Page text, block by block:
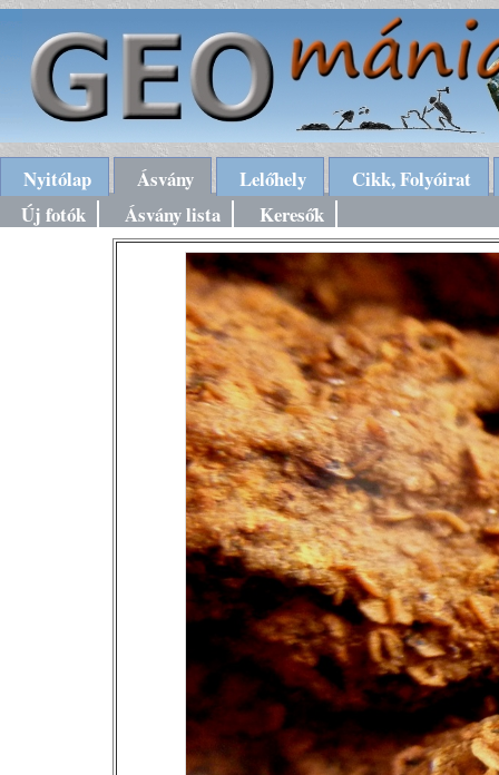
Nyitólap Ásvány Lelőhely
Cikk, Folyóirat
Új fotók
Ásvány lista Keresők